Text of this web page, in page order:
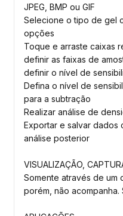
JPEG, BMP ou GIF
Selecione o tipo de gel
opções
Toque e arraste caixas
definir as faixas de
definir o nível de
Defina o nível de
para a subtração
Realizar análise de
Exportar e salvar dados
análise posterior
VISUALIZAÇÃO,
Somente através de um
porém, não acompanha.